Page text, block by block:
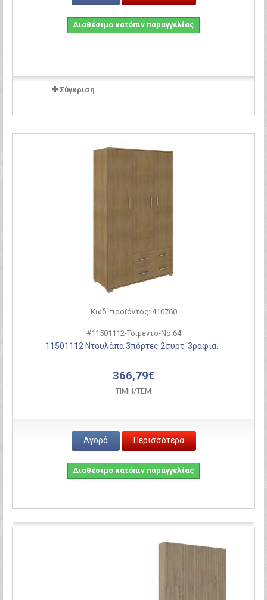
Διαθέσιμο κατόπιν παραγγελίας
Σύγκριση
Κωδ. προϊόντος: 410760
#11501112-Τσιμέντο-Νο.64
11501112 Ντουλάπα 3πόρτες 2συρτ. 3ράφια...
366,79€
ΤΙΜH/ΤΕΜ
Αγορά Περισσότερα
Διαθέσιμο κατόπιν παραγγελίας